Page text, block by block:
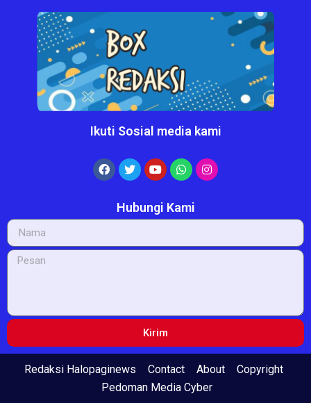
Ikuti Sosial media kami
Hubungi Kami
Kirim
Redaksi Halopaginews Contact About
Copyright
Pedoman Media Cyber